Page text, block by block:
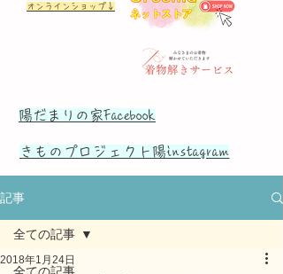
オンラインショップ↓
陽だまりの家Facebook
​きものプロジェクト陽instagram
記事
全ての記事
2018年1月24日